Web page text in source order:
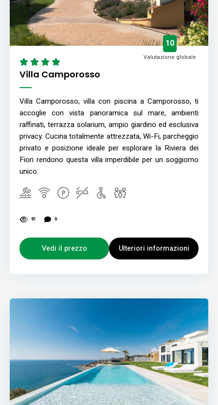
Villa Camporosso
10
Valutazione globale
Villa Camporosso, villa con piscina a Camporosso, ti
accoglie con vista panoramica sul mare, ambienti
raffinati, terrazza solarium, ampio giardino ed esclusiva
privacy. Cucina totalmente attrezzata, Wi-Fi, parcheggio
privato e posizione ideale per esplorare la Riviera dei
Fiori rendono questa villa imperdibile per un soggiorno
unico.
91 0
Vedi il prezzo Ulteriori informazioni